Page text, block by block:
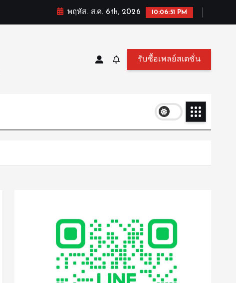
พฤหัส. ส.ค. 6th, 2026 10:06:52 PM
รับซื้อเพลย์สเตชั่น